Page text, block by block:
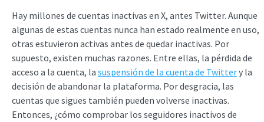
Hay millones de cuentas inactivas en X, antes Twitter. Aunque
algunas de estas cuentas nunca han estado realmente en uso,
otras estuvieron activas antes de quedar inactivas. Por
supuesto, existen muchas razones. Entre ellas, la pérdida de
acceso a la cuenta, la suspensión de la cuenta de Twittery la
decisión de abandonar la plataforma. Por desgracia, las
cuentas que sigues también pueden volverse inactivas.
Entonces, ¿cómo comprobar los seguidores inactivos de